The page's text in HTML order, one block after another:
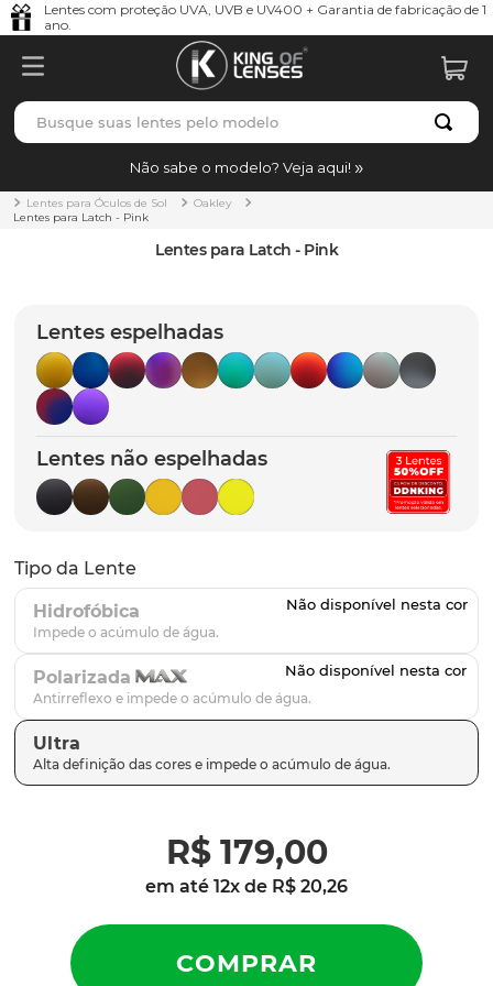
Lentes com proteção UVA, UVB e UV400 + Garantia de fabricação de 1
ano.
Busque suas lentes pelo modelo
Não sabe o modelo? Veja aqui!
Lentes para Óculos de Sol
Oakley
Lentes para Latch - Pink
Lentes para Latch - Pink
Lentes espelhadas
Lentes não espelhadas
Tipo da Lente
Hidrofóbica
Polarizada
Ultra
R$ 179,00
em até 12x de R$ 20,26
TERMOS MAIS BUSCADOS
1º borrachas
5º chaves
6º t-shock
7º latch
8º gasket
9º parafusos